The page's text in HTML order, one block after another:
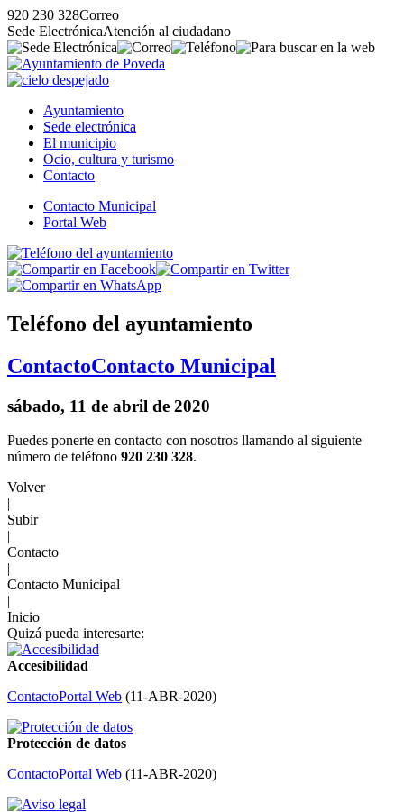
920 230 328Correo
Sede ElectrónicaAtención al ciudadano
Ayuntamiento
Sede electrónica
El municipio
Ocio, cultura y turismo
Contacto
Contacto Municipal
Portal Web
Teléfono del ayuntamiento
ContactoContacto Municipal
sábado, 11 de abril de 2020
Puedes ponerte en contacto con nosotros llamando al siguiente
número de teléfono 920 230 328.
Volver
|
Subir
|
Contacto
|
Contacto Municipal
|
Inicio
Quizá pueda interesarte:
Accesibilidad
ContactoPortal Web (11-ABR-2020)
Protección de datos
ContactoPortal Web (11-ABR-2020)